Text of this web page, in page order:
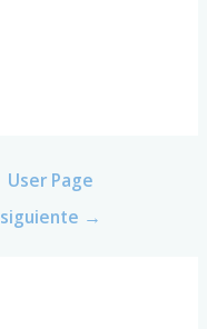
User Page
siguiente →